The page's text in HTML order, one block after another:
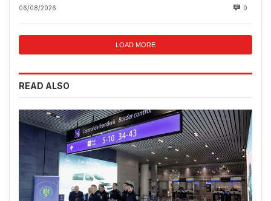
06/08/2026 0
LOAD MORE
READ ALSO